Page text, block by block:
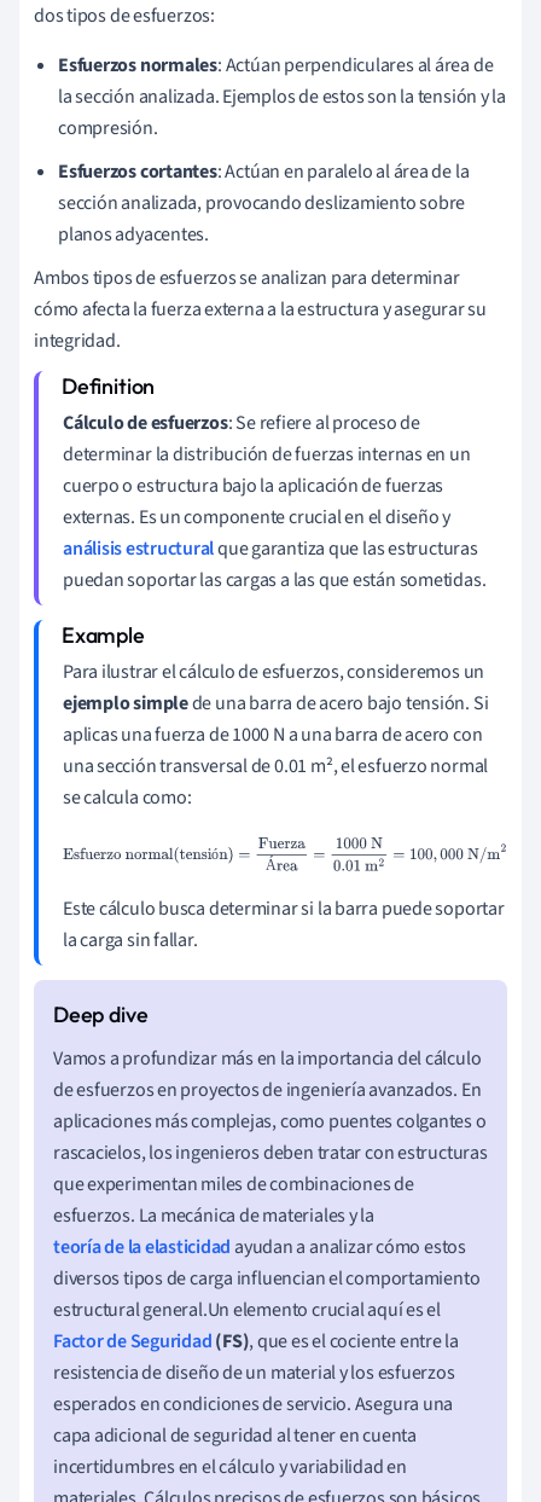
dos tipos de esfuerzos:
Esfuerzos normales: Actúan perpendiculares al área de
la sección analizada. Ejemplos de estos son la tensión y la
compresión.
Esfuerzos cortantes: Actúan en paralelo al área de la
sección analizada, provocando deslizamiento sobre
planos adyacentes.
Ambos tipos de esfuerzos se analizan para determinar
cómo afecta la fuerza externa a la estructura y asegurar su
integridad.
Cálculo de esfuerzos: Se refiere al proceso de
determinar la distribución de fuerzas internas en un
cuerpo o estructura bajo la aplicación de fuerzas
externas. Es un componente crucial en el diseño y
análisis estructuralque garantiza que las estructuras
puedan soportar las cargas a las que están sometidas.
Para ilustrar el cálculo de esfuerzos, consideremos un
ejemplo simplede una barra de acero bajo tensión. Si
aplicas una fuerza de 1000 N a una barra de acero con
una sección transversal de 0.01 m², el esfuerzo normal
se calcula como:
ó
Á
Esfuerzo
Área= 1000N0.01
m2
Este cálculo busca determinar si la barra puede soportar
la carga sin fallar.
Vamos a profundizar más en la importancia del cálculo
de esfuerzos en proyectos de ingeniería avanzados. En
aplicaciones más complejas, como puentes colgantes o
rascacielos, los ingenieros deben tratar con estructuras
que experimentan miles de combinaciones de
esfuerzos. La mecánica de materiales y la
teoría de la elasticidad ayudan a analizar cómo estos
diversos tipos de carga influencian el comportamiento
estructural general.Un elemento crucial aquí es el
Factor de Seguridad(FS), que es el cociente entre la
resistencia de diseño de un material y los esfuerzos
esperados en condiciones de servicio. Asegura una
capa adicional de seguridad al tener en cuenta
incertidumbres en el cálculo y variabilidad en